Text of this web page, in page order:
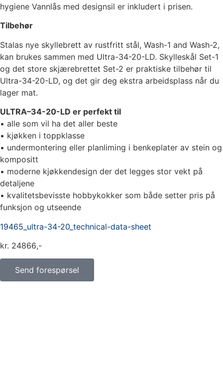
hygiene Vannlås med designsil er inkludert i prisen.
Tilbehør
Stalas nye skyllebrett av rustfritt stål, Wash-1 and Wash-2,
kan brukes sammen med Ultra-34-20-LD. Skylleskål Set-1
og det store skjærebrettet Set-2 er praktiske tilbehør til
Ultra-34-20-LD, og det gir deg ekstra arbeidsplass når du
lager mat.
ULTRA–34-20-LD er perfekt til
• alle som vil ha det aller beste
• kjøkken i toppklasse
• undermontering eller planliming i benkeplater av stein og
kompositt
• moderne kjøkkendesign der det legges stor vekt på
detaljene
• kvalitetsbevisste hobbykokker som både setter pris på
funksjon og utseende
19465_ultra-34-20_technical-data-sheet
kr 24866
Send forespørsel